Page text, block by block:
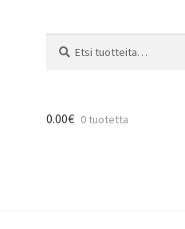
0.00€ 0 tuotetta